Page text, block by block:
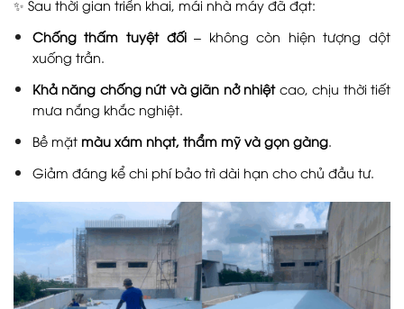
✨ Sau thời gian triển khai, mái nhà máy đã đạt:
Chống thấm tuyệt đối– không còn hiện tượng dột
xuống trần.
Khả năng chống nứt và giãn nở nhiệtcao, chịu thời tiết
mưa nắng khắc nghiệt.
Bề mặt màu xám nhạt, thẩm mỹ và gọn gàng.
Giảm đáng kể chi phí bảo trì dài hạn cho chủ đầu tư.